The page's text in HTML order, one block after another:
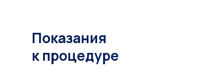
Показания
к процедуре